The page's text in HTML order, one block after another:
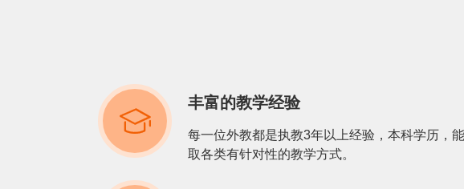

丰富的教学经验
每一位外教都是执教3年以上经验，本科学历，
取各类有针对性的教学方式。